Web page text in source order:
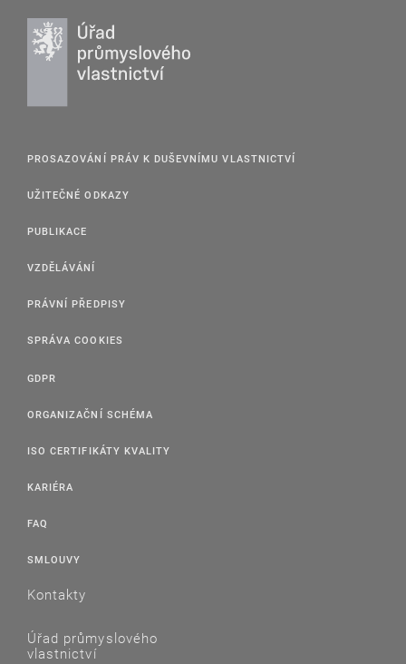
PROSAZOVÁNÍ PRÁV K DUŠEVNÍMU VLASTNICTVÍ
UŽITEČNÉ ODKAZY
PUBLIKACE
VZDĚLÁVÁNÍ
PRÁVNÍ PŘEDPISY
SPRÁVA COOKIES
GDPR
ORGANIZAČNÍ SCHÉMA
ISO CERTIFIKÁTY KVALITY
KARIÉRA
FAQ
SMLOUVY
Kontakty
Úřad průmyslového
vlastnictví